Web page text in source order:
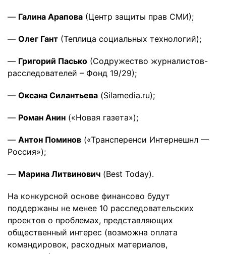
— Галина Арапова (Центр защиты прав СМИ);
— Олег Гант (Теплица социальных технологий);
— Григорий Пасько (Содружество журналистов-
расследователей – Фонд 19/29);
— Оксана Силантьева (Silamedia.ru);
— Роман Анин («Новая газета»);
— Антон Поминов («Трансперенси Интернешнл —
Россия»);
— Марина Литвинович (Best Today).
На конкурсной основе финансово будут
поддержаны не менее 10 расследовательских
проектов о проблемах, представляющих
общественный интерес (возможна оплата
командировок, расходных материалов,